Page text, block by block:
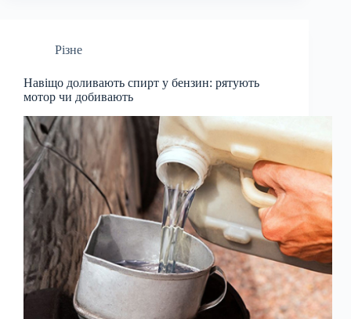
Різне
Навіщо доливають спирт у бензин: рятують
мотор чи добивають